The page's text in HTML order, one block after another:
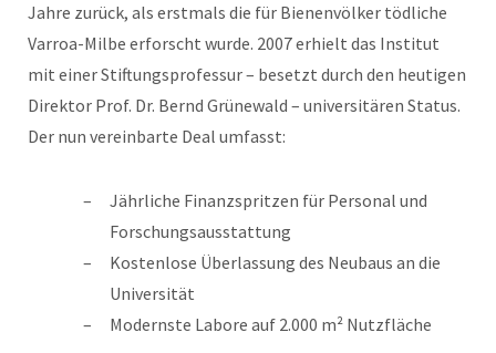
Jahre zurück, als erstmals die für Bienenvölker tödliche
Varroa-Milbe erforscht wurde. 2007 erhielt das Institut
mit einer Stiftungsprofessur – besetzt durch den heutigen
Direktor Prof. Dr. Bernd Grünewald – universitären Status.
Der nun vereinbarte Deal umfasst:
Jährliche Finanzspritzen für Personal und
Forschungsausstattung
Kostenlose Überlassung des Neubaus an die
Universität
Modernste Labore auf 2.000 m² Nutzfläche